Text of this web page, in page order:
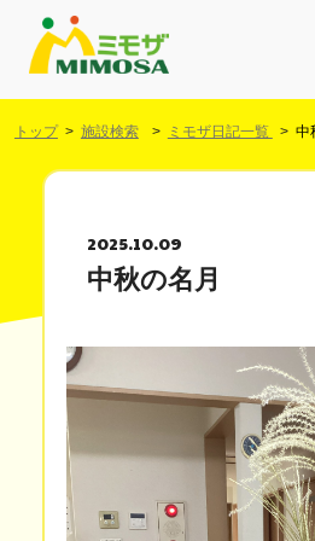
トップ 施設検索 ミモザ日記一覧 中
2025.10.09
中秋の名月